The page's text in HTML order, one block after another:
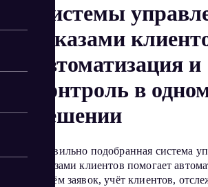
Системы
заказами
автоматизация и
контроль в
решении
Правильно подобранная система
заказами клиентов помогает
приём заявок, учёт клиентов,